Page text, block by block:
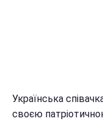
Українська
своєю